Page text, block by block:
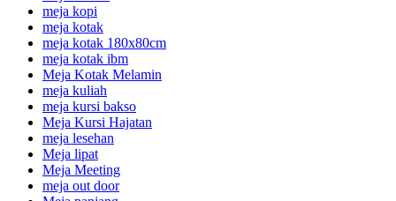
meja kopi
meja kotak
meja kotak 180x80cm
meja kotak ibm
Meja Kotak Melamin
meja kuliah
meja kursi bakso
Meja Kursi Hajatan
meja lesehan
Meja lipat
Meja Meeting
meja out door